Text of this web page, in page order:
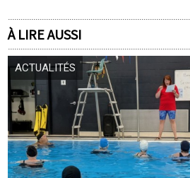
À LIRE AUSSI
ACTUALITÉS